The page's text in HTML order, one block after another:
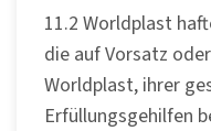
11.2 Worldplast
die auf Vorsatz
Worldplast, ihrer
Erfüllungsgehilfen